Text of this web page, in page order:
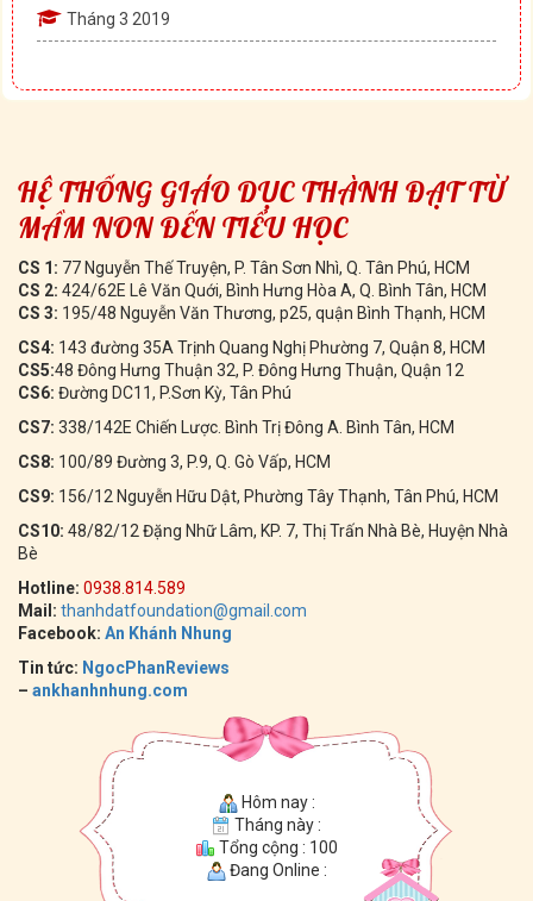
Tháng 3 2019
HỆ THỐNG GIÁO DỤC THÀNH ĐẠT TỪ
MẦM NON ĐẾN TIỂU HỌC
CS 1: 77 Nguyễn Thế Truyện, P. Tân Sơn Nhì, Q. Tân Phú, HCM
CS 2: 424/62E Lê Văn Quới, Bình Hưng Hòa A, Q. Bình Tân, HCM
CS 3: 195/48 Nguyễn Văn Thương, p25, quận Bình Thạnh, HCM
CS4: 143 đường 35A Trịnh Quang Nghị Phường 7, Quận 8, HCM
CS5:48 Đông Hưng Thuận 32, P. Đông Hưng Thuận, Quận 12
CS6: Đường DC11, P.Sơn Kỳ, Tân Phú
CS7: 338/142E Chiến Lược. Bình Trị Đông A. Bình Tân, HCM
CS8: 100/89 Đường 3, P.9, Q. Gò Vấp, HCM
CS9: 156/12 Nguyễn Hữu Dật, Phường Tây Thạnh, Tân Phú, HCM
CS10: 48/82/12 Đặng Nhữ Lâm, KP. 7, Thị Trấn Nhà Bè, Huyện Nhà
Bè
Hotline: 0938.814.589
Mail: thanhdatfoundation@gmail.com
Facebook: An Khánh Nhung
Tin tức: NgocPhanReviews
– ankhanhnhung.com
Hôm nay :
Tháng này :
Tổng cộng : 100
Đang Online :